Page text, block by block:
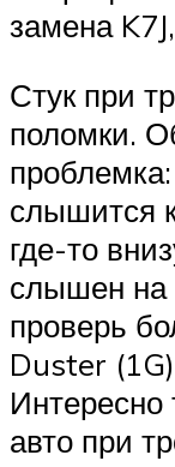
замена
Стук при
поломки.
слышится
где-то
слышен на
проверь
Duster
Интересно
авто при